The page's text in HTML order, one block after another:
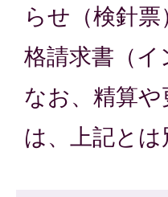
らせ（検針
格請求書（
なお、精算
は、上記と